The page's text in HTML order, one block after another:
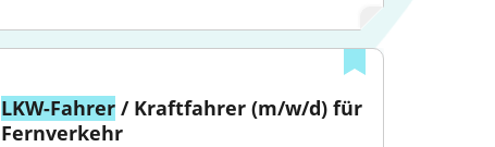
LKW-Fahrer / Kraftfahrer (m/w/d) für
Fernverkehr